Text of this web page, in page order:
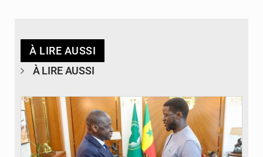
À LIRE AUSSI
À LIRE AUSSI